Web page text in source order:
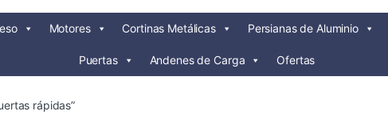
Motores Cortinas Metálicas Persianas de Aluminio
Puertas Andenes de Carga Ofertas
rápidas”